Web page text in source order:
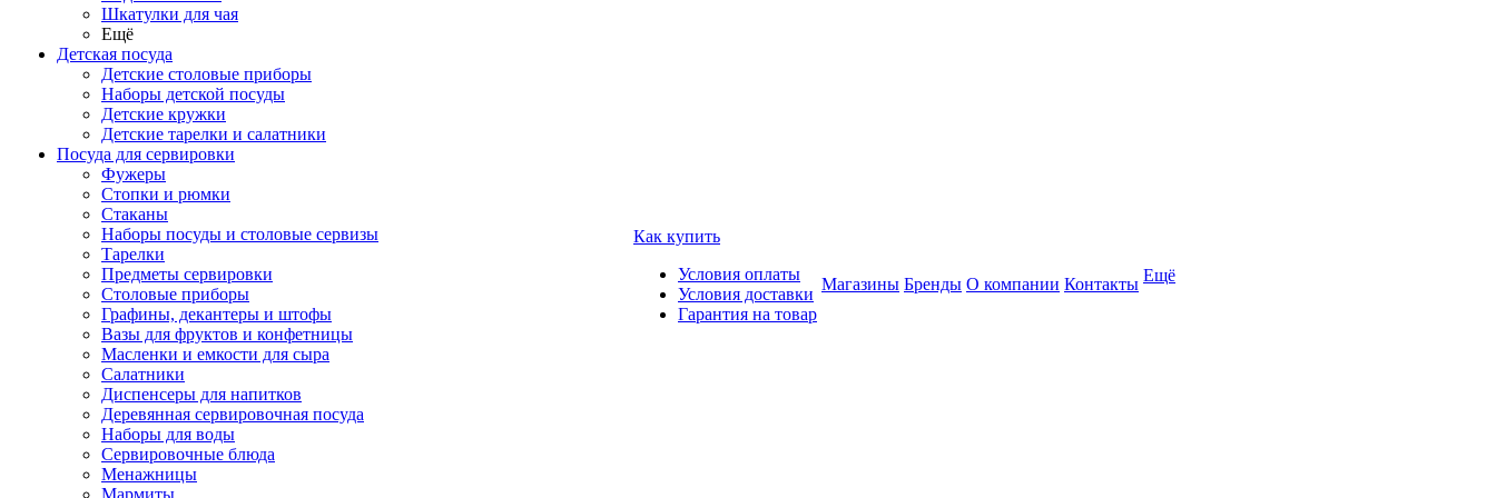
Шкатулки для чая
Ещё
Детская посуда
Детские столовые приборы
Наборы детской посуды
Детские кружки
Детские тарелки и салатники
Посуда для сервировки
Фужеры
Стопки и рюмки
Стаканы
Наборы посуды и столовые сервизы
Тарелки
Предметы сервировки
Столовые приборы
Графины, декантеры и штофы
Вазы для фруктов и конфетницы
Масленки и емкости для сыра
Салатники
Диспенсеры для напитков
Деревянная сервировочная посуда
Наборы для воды
Сервировочные блюда
Менажницы
Мармиты
Как купить
Условия оплаты
Условия доставки
Гарантия на товар
Магазины Бренды О компании Контакты Ещё